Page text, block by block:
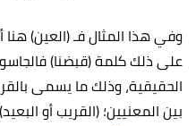
وفي هذا المثال فـ (العين)
على ذلك كلمة (قبضنا)
الحقيقية، وذلك ما يسمى
بين المعنيين؛ (القريب أو